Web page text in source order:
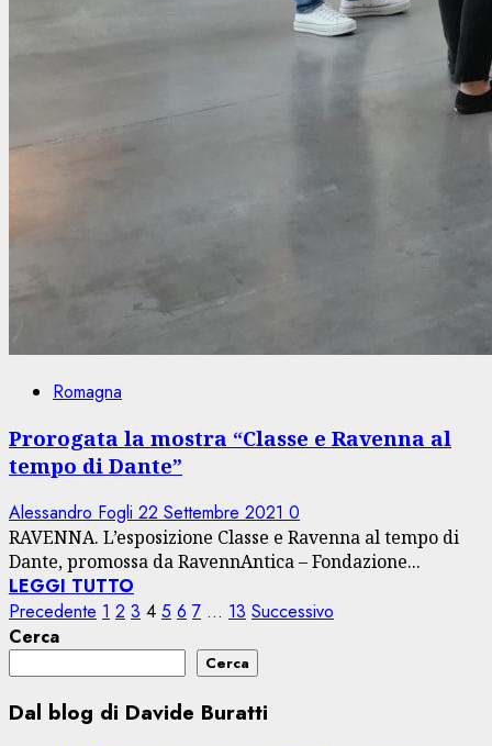
Romagna
Prorogata la mostra “Classe e Ravenna al
tempo di Dante”
Alessandro Fogli 22 Settembre 2021 0
RAVENNA. L’esposizione Classe e Ravenna al tempo di
Dante, promossa da RavennAntica – Fondazione...
LEGGI TUTTO
Paginazione
degli
articoli
Precedente 1 2 3 4 5 6 7 … 13 Successivo
Cerca
Cerca
Dal blog di Davide Buratti